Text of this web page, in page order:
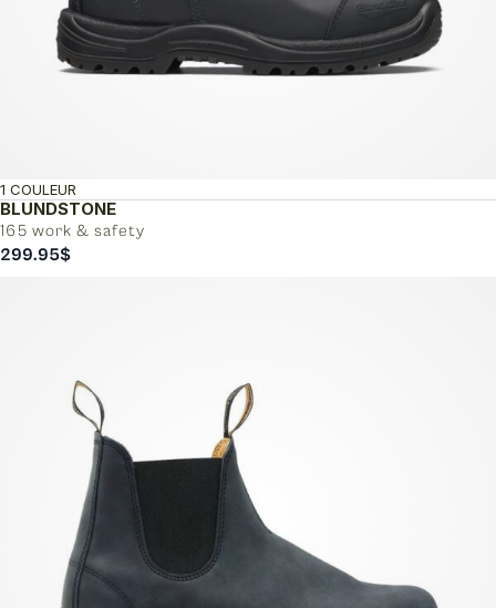
BLUNDSTONE
165 work & safety
1 COULEUR
299.95$